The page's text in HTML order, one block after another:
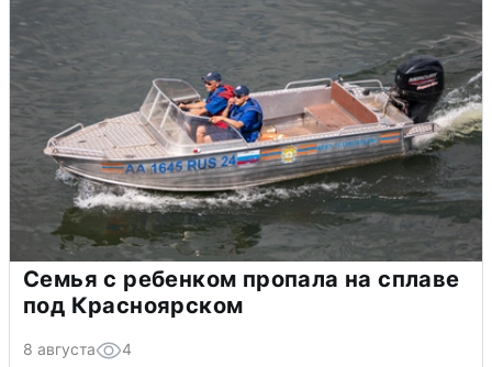
Семья с ребенком пропала на сплаве
под Красноярском
8 августа 4